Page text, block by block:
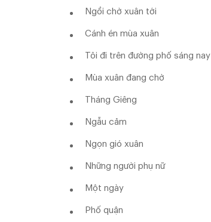
Ngồi chờ xuân tới
Cánh én mùa xuân
Tôi đi trên đường phố sáng nay
Mùa xuân đang chờ
Tháng Giêng
Ngẫu cảm
Ngọn gió xuân
Những người phụ nữ
Một ngày
Phố quận